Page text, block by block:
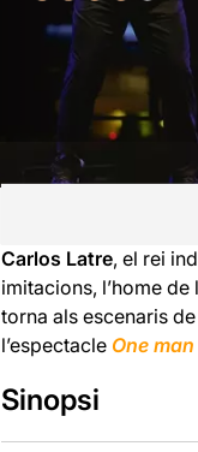
Carlos Latre, el rei
imitacions, l’home de
torna als escenaris
l’espectacle One
Sinopsi